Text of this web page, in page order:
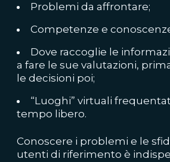
Problemi da affrontare;
Competenze e
Dove raccoglie le
a fare le sue valutazioni,
le decisioni poi;
“Luoghi” virtuali
tempo libero.
Conoscere i problemi e le
utenti di riferimento è